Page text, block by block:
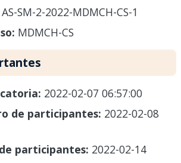
AS-SM-2-2022-MDMCH-CS-1
MDMCH-CS
2022-02-07 06:57:00
de participantes: 2022-02-08
participantes: 2022-02-14